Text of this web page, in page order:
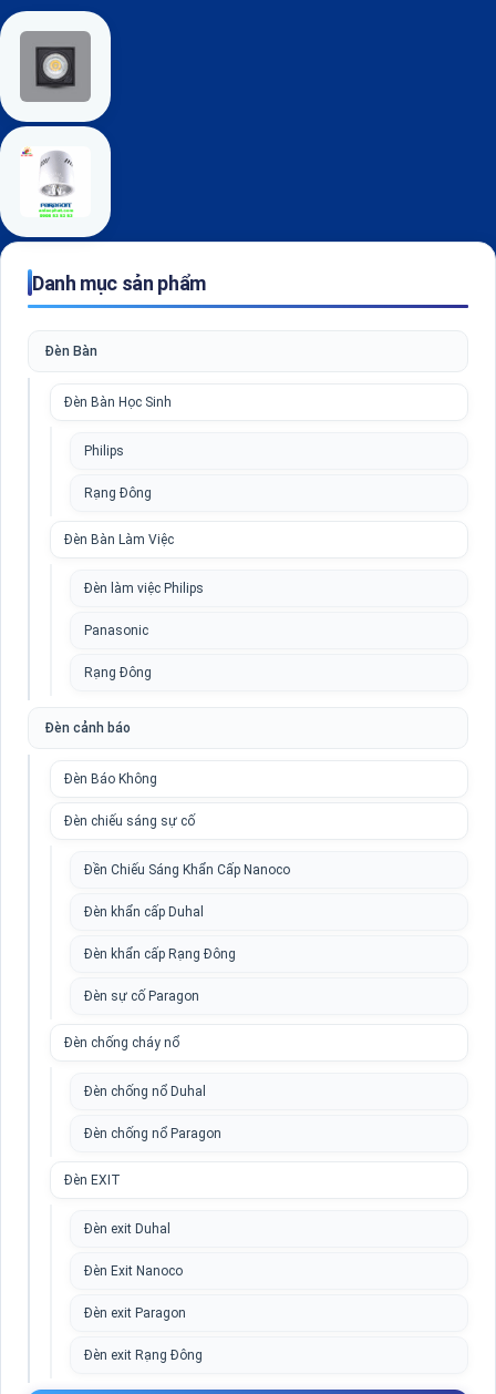
Danh mục sản phẩm
Đèn Bàn
Đèn Bàn Học Sinh
Philips
Rạng Đông
Đèn Bàn Làm Việc
Đèn làm việc Philips
Panasonic
Rạng Đông
Đèn cảnh báo
Đèn Báo Không
Đèn chiếu sáng sự cố
Đền Chiếu Sáng Khẩn Cấp Nanoco
Đèn khẩn cấp Duhal
Đèn khẩn cấp Rạng Đông
Đèn sự cố Paragon
Đèn chống cháy nổ
Đèn chống nổ Duhal
Đèn chống nổ Paragon
Đèn EXIT
Đèn exit Duhal
Đèn Exit Nanoco
Đèn exit Paragon
Đèn exit Rạng Đông